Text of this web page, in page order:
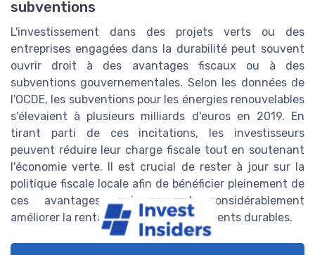
subventions
L'investissement dans des projets verts ou des
entreprises engagées dans la durabilité peut souvent
ouvrir droit à des avantages fiscaux ou à des
subventions gouvernementales. Selon les données de
l'OCDE, les subventions pour les énergies renouvelables
s'élevaient à plusieurs milliards d'euros en 2019. En
tirant parti de ces incitations, les investisseurs
peuvent réduire leur charge fiscale tout en soutenant
l'économie verte. Il est crucial de rester à jour sur la
politique fiscale locale afin de bénéficier pleinement de
ces avantages qui peuvent considérablement
améliorer la rentabilité des investissements durables.